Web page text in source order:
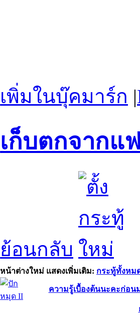
เพิ่มในบุ๊คมาร์ก |
เก็บตกจากแ
ย้อนกลับ
หน้าต่างใหม่ แสดงเพิ่มเติม: กระทู้ทั้งหม
ความรู้เบื้องต้นนะคะก่อน